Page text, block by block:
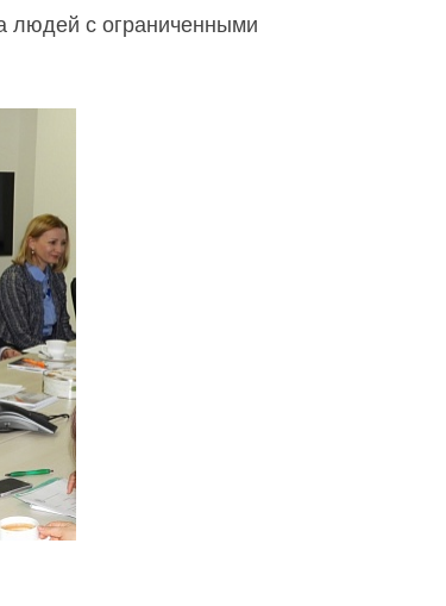
людей с ограниченными